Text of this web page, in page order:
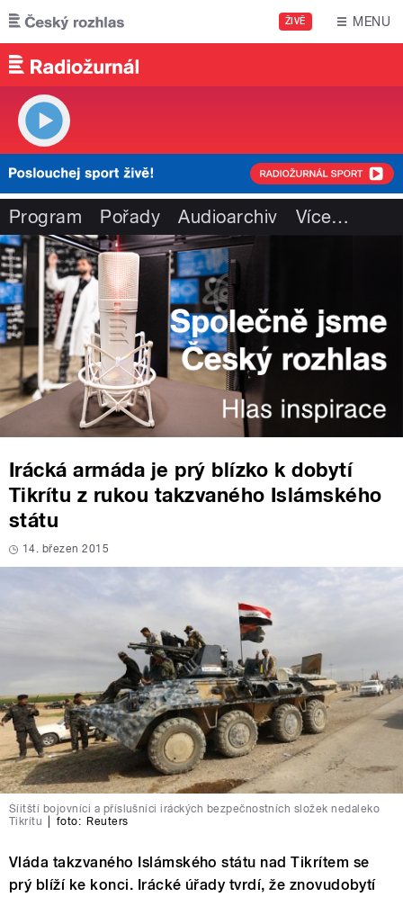
Přejít k hlavnímu obsahu
ŽIVĚ MENU
Program Pořady Audioarchiv Více…
Irácká armáda je prý blízko k dobytí
Tikrítu z rukou takzvaného Islámského
státu
14. březen 2015
Šíitští bojovníci a příslušníci iráckých bezpečnostních složek nedaleko
Tikrítu
foto: Reuters
Vláda takzvaného Islámského státu nad Tikrítem se
prý blíží ke konci. Irácké úřady tvrdí, že znovudobytí